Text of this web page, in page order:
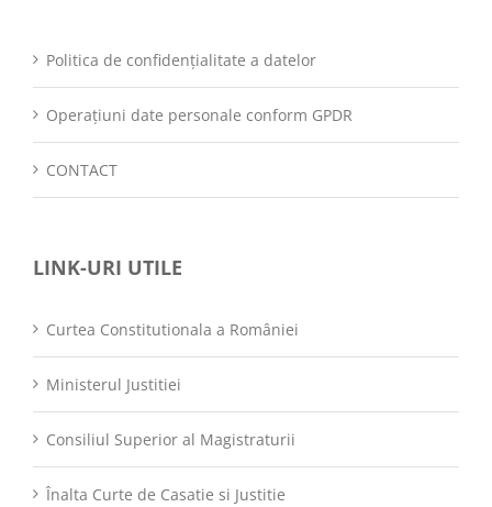
Politica de confidențialitate a datelor
Operațiuni date personale conform GPDR
CONTACT
LINK-URI UTILE
Curtea Constitutionala a României
Ministerul Justitiei
Consiliul Superior al Magistraturii
Înalta Curte de Casatie si Justitie